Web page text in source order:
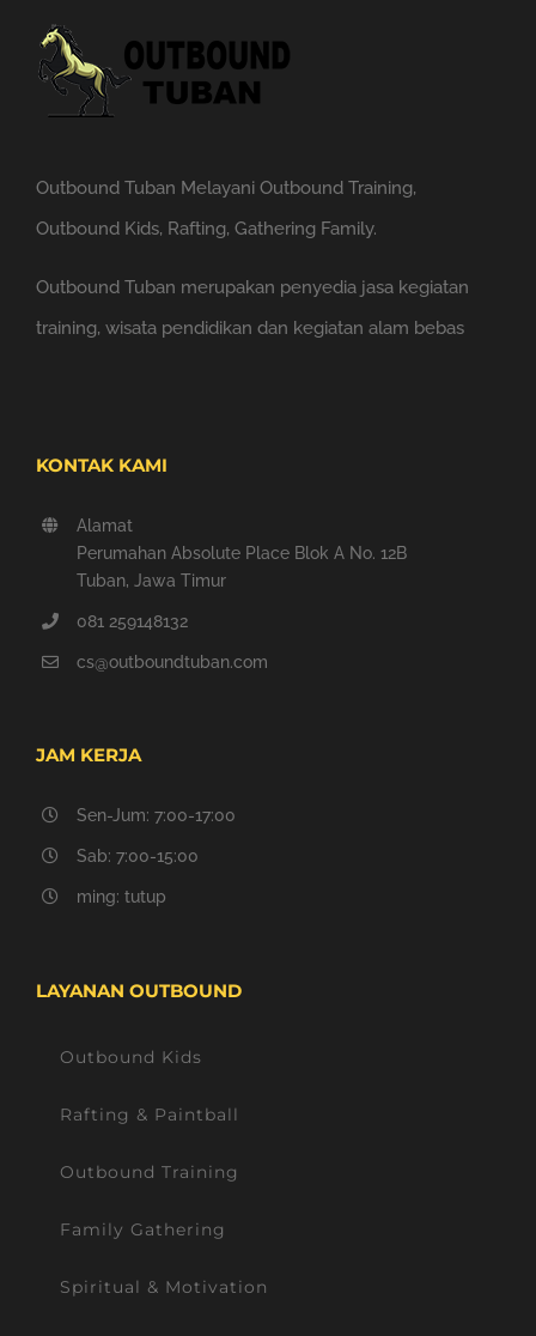
Outbound Tuban Melayani Outbound Training,
Outbound Kids, Rafting, Gathering Family.
Outbound Tuban merupakan penyedia jasa kegiatan
training, wisata pendidikan dan kegiatan alam bebas
KONTAK KAMI
Alamat
Perumahan Absolute Place Blok A No. 12B
Tuban, Jawa Timur
081 259148132
cs@outboundtuban.com
JAM KERJA
Sen-Jum: 7:00-17:00
Sab: 7:00-15:00
ming: tutup
LAYANAN OUTBOUND
Outbound Kids
Rafting & Paintball
Outbound Training
Family Gathering
Spiritual & Motivation